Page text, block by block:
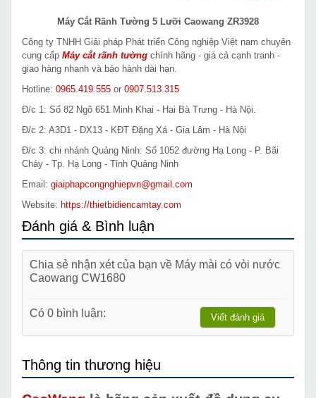
Máy Cắt Rãnh Tường 5 Lưỡi Caowang ZR3928
Công ty TNHH Giải pháp Phát triển Công nghiệp Việt nam chuyên
cung cấp Máy cắt rãnh tường chính hãng - giá cả cạnh tranh -
giao hàng nhanh và bảo hành dài hạn.
Hotline: 0965.419.555 or 0907.513.315
Đ/c 1: Số 82 Ngõ 651 Minh Khai - Hai Bà Trưng - Hà Nội.
Đ/c 2: A3D1 - DX13 - KĐT Đặng Xá - Gia Lâm - Hà Nội
Đ/c 3: chi nhánh Quảng Ninh: Số 1052 đường Hạ Long - P. Bãi
Cháy - Tp. Hạ Long - Tỉnh Quảng Ninh
Email: giaiphapcongnghiepvn@gmail.com
Website: https://thietbidiencamtay.com
Đánh giá & Bình luận
Chia sẻ nhận xét của bạn về Máy mài có vòi nước
Caowang CW1680
Có 0 bình luận: Viết đánh giá
Thông tin thương hiệu